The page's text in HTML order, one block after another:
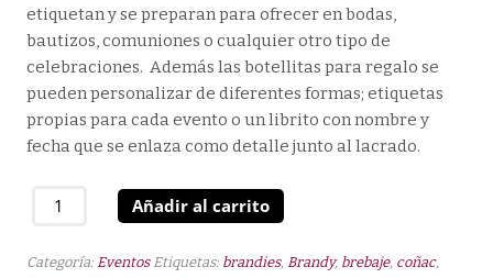
etiquetan y se preparan para ofrecer en bodas,
bautizos, comuniones o cualquier otro tipo de
celebraciones. Además las botellitas para regalo se
pueden personalizar de diferentes formas; etiquetas
propias para cada evento o un librito con nombre y
fecha que se enlaza como detalle junto al lacrado.
Brandy
Inmejorable
Añadir al carrito
Categoría:Eventos Etiquetas: brandies,Brandy, brebaje, coñac,